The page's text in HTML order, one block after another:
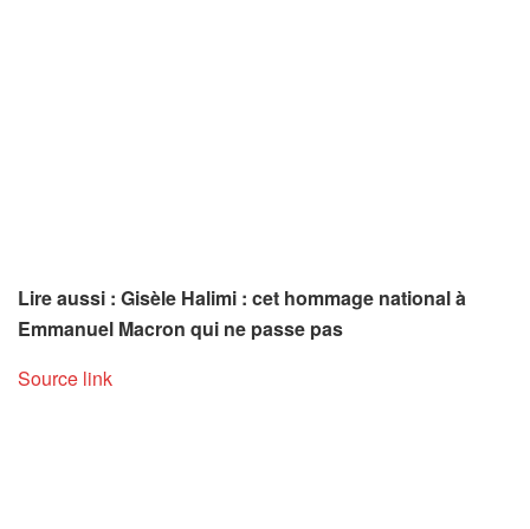
Lire aussi : Gisèle Halimi : cet hommage national à
Emmanuel Macron qui ne passe pas
Source link